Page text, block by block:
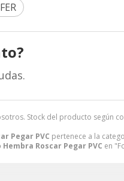
Stock del producto según
Pegar PVC pertenece a la
Roscar Pegar PVC en